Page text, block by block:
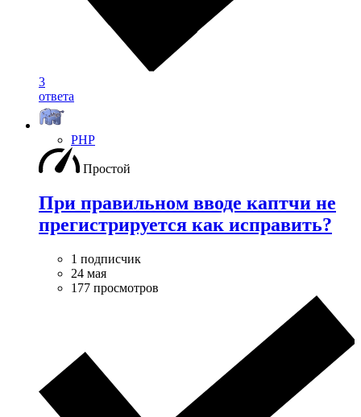
3
ответа
PHP
Простой
При правильном вводе каптчи не
прегистрируется как исправить?
1 подписчик
24 мая
177 просмотров